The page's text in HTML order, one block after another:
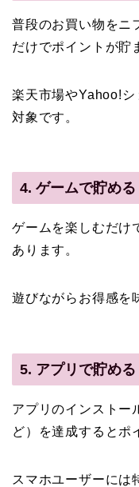
普段のお買い物をニ
だけでポイントが貯
楽天市場やYahoo!
対象です。
4. ゲームで貯める
ゲームを楽しむだけ
あります。
遊びながらお得感を
5. アプリで貯める
アプリのインストー
ど）を達成するとポ
スマホユーザーには